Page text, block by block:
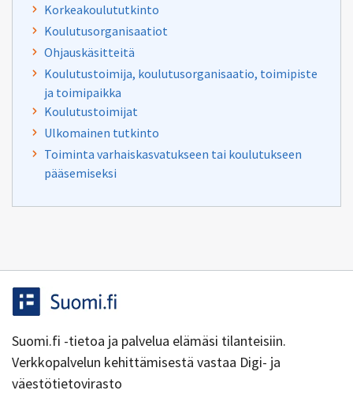
Korkeakoulututkinto
Koulutusorganisaatiot
Ohjauskäsitteitä
Koulutustoimija, koulutusorganisaatio, toimipiste
ja toimipaikka
Koulutustoimijat
Ulkomainen tutkinto
Toiminta varhaiskasvatukseen tai koulutukseen
pääsemiseksi
Suomi.fi -tietoa ja palvelua elämäsi tilanteisiin.
Verkkopalvelun kehittämisestä vastaa Digi- ja
väestötietovirasto